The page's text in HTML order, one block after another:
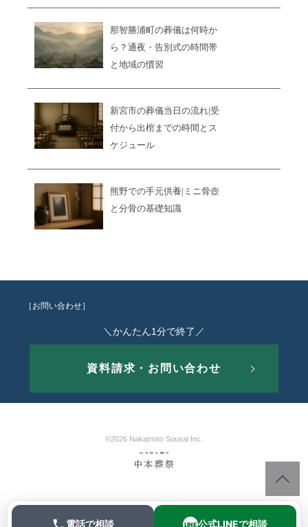
那智勝浦町の葬儀は何時か
ら？通夜・告別式の時間帯
と地域の慣習
新宮市の葬儀当日の流れ|受
付から出棺までの時間とス
ケジュール
熊野での手元供養|ミニ骨壺
と分骨の基礎知識
［お問い合わせ］
＼かんたん1分で終了／
資料請求・お問い合わせ
©2026 Nakamoto Sousai Inc.
電話で相談 LINE公式LINEで相談